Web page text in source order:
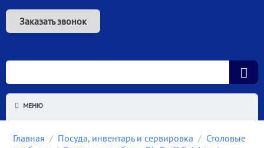
Заказать звонок
МЕНЮ
Главная / Посуда, инвентарь и сервировка / Столовые